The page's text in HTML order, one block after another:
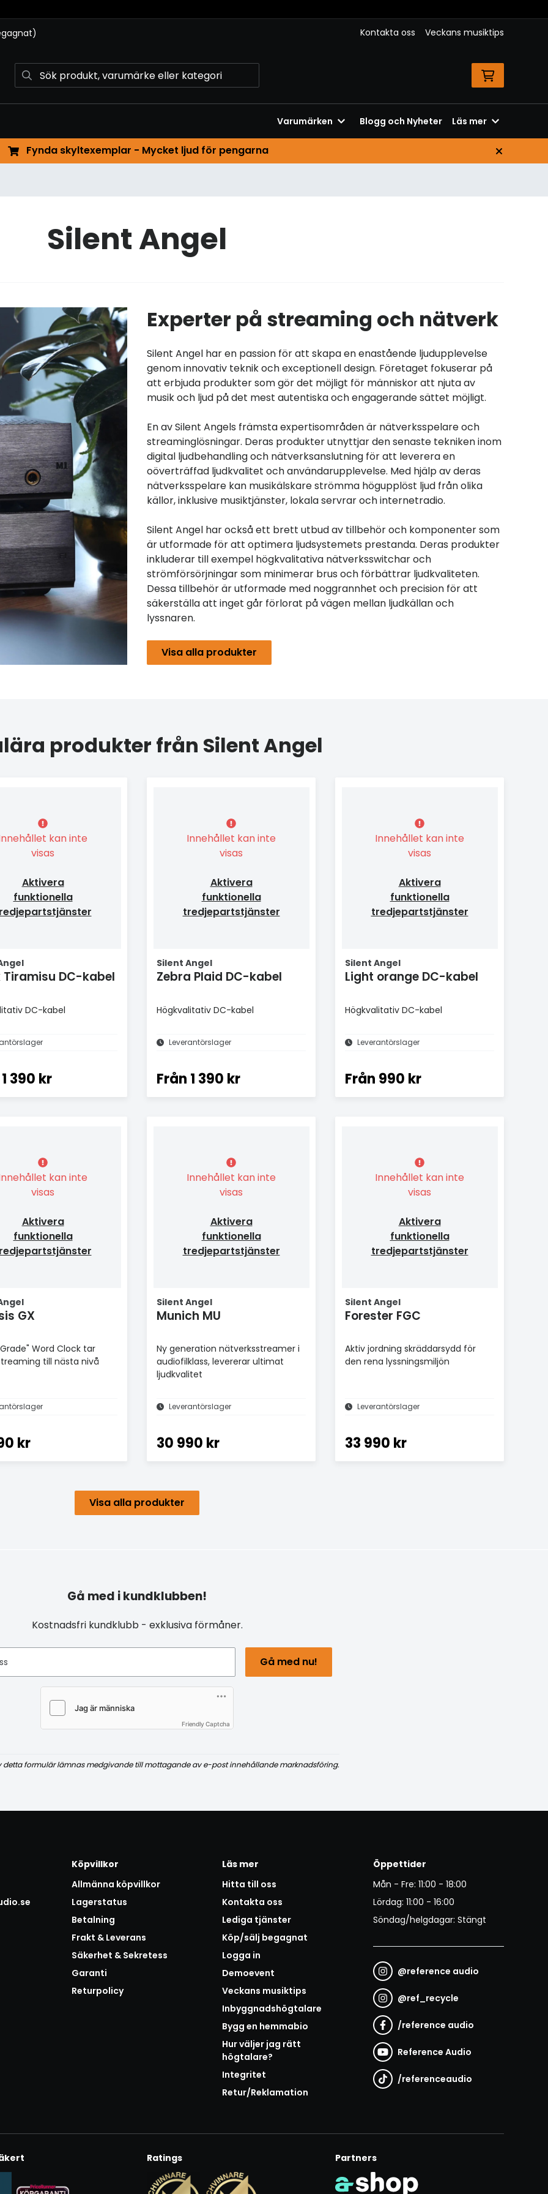
Kontakta oss Veckans musiktips
Varumärken Blogg och Nyheter Läs mer
Fynda skyltexemplar - Mycket ljud för pengarna
Silent Angel
Experter på streaming och nätverk
Silent Angel har en passion för att skapa en enastående ljudupplevelse
genom innovativ teknik och exceptionell design. Företaget fokuserar på
att erbjuda produkter som gör det möjligt för människor att njuta av
musik och ljud på det mest autentiska och engagerande sättet möjligt.
En av Silent Angels främsta expertisområden är nätverksspelare och
streaminglösningar. Deras produkter utnyttjar den senaste tekniken inom
digital ljudbehandling och nätverksanslutning för att leverera en
oöverträffad ljudkvalitet och användarupplevelse. Med hjälp av deras
nätverksspelare kan musikälskare strömma högupplöst ljud från olika
källor, inklusive musiktjänster, lokala servrar och internetradio.
Silent Angel har också ett brett utbud av tillbehör och komponenter som
är utformade för att optimera ljudsystemets prestanda. Deras produkter
inkluderar till exempel högkvalitativa nätverksswitchar och
strömförsörjningar som minimerar brus och förbättrar ljudkvaliteten.
Dessa tillbehör är utformade med noggrannhet och precision för att
säkerställa att inget går förlorat på vägen mellan ljudkällan och
lyssnaren.
Visa alla produkter
produkter från Silent Angel
kan inte
visas
Aktivera
funktionella
Tiramisu DC-kabel
DC-kabel
390 kr
Innehållet kan inte
visas
Aktivera
funktionella
tredjepartstjänster
Silent Angel
Zebra Plaid DC-kabel
Högkvalitativ DC-kabel
Leverantörslager
Från 1 390 kr
Innehållet kan inte
visas
Aktivera
funktionella
tredjepartstjänster
Silent Angel
Light orange DC-kabel
Högkvalitativ DC-kabel
Leverantörslager
Från 990 kr
kan inte
visas
Aktivera
funktionella
GX
Word Clock tar
till nästa nivå
kr
Innehållet kan inte
visas
Aktivera
funktionella
tredjepartstjänster
Silent Angel
Munich MU
Ny generation nätverksstreamer i
audiofilklass, levererar ultimat
ljudkvalitet
Leverantörslager
30 990 kr
Innehållet kan inte
visas
Aktivera
funktionella
tredjepartstjänster
Silent Angel
Forester FGC
Aktiv jordning skräddarsydd för
den rena lyssningsmiljön
Leverantörslager
33 990 kr
Visa alla produkter
Gå med i kundklubben!
Kostnadsfri kundklubb - exklusiva förmåner.
Gå med nu!
Friendly Captcha
detta formulär lämnas medgivande till mottagande av e-post innehållande marknadsföring.
Köpvillkor
Allmänna köpvillkor
Lagerstatus
Betalning
Frakt & Leverans
Säkerhet & Sekretess
Garanti
Returpolicy
Läs mer
Hitta till oss
Kontakta oss
Lediga tjänster
Köp/sälj begagnat
Logga in
Demoevent
Veckans musiktips
Inbyggnadshögtalare
Bygg en hemmabio
Hur väljer jag rätt
högtalare?
Integritet
Retur/Reklamation
Öppettider
Mån - Fre: 11:00 - 18:00
Lördag: 11:00 - 16:00
Söndag/helgdagar: Stängt
@reference audio
@ref_recycle
/reference audio
Reference Audio
/referenceaudio
Ratings Partners